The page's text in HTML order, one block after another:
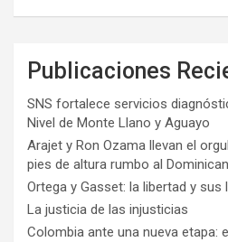
Publicaciones
SNS fortalece servicios
Nivel de Monte Llano y Aguayo
Arajet y Ron Ozama llevan el
pies de altura rumbo al
Ortega y Gasset: la libertad y sus
La justicia de las injusticias
Colombia ante una nueva etapa: